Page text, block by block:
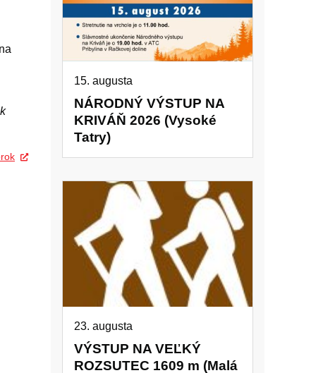
NÁRODNÝ VÝSTUP NA
KRIVÁŇ 2026 (Vysoké
Tatry)
15. augusta
VÝSTUP NA VEĽKÝ
ROZSUTEC 1609 m (Malá
23. augusta